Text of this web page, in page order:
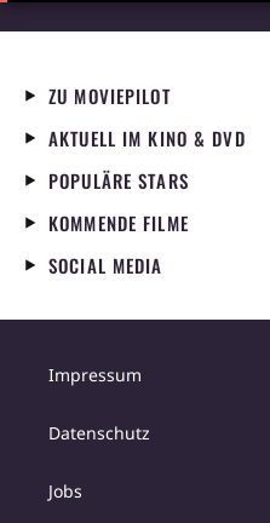
ZU MOVIEPILOT
AKTUELL IM KINO & DVD
POPULÄRE STARS
KOMMENDE FILME
SOCIAL MEDIA
Impressum
Datenschutz
Jobs